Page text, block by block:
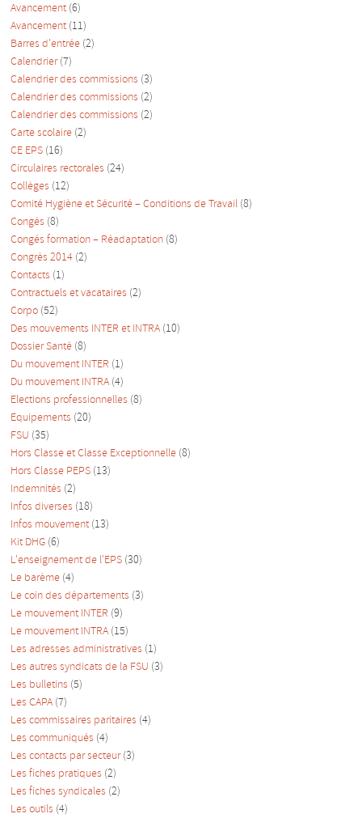
Avancement (6)
Avancement (11)
Barres d'entrée (2)
Calendrier(7)
Calendrier des commissions (3)
Calendrier des commissions (2)
Calendrier des commissions (2)
Carte scolaire (2)
CE EPS (16)
Circulaires rectorales (24)
Collèges (12)
Comité Hygiène et Sécurité – Conditions de Travail (8)
Congés (8)
Congés formation – Réadaptation (8)
Congrès 2014 (2)
Contacts (1)
Contractuels et vacataires (2)
Corpo (52)
Des mouvements INTER et INTRA (10)
Dossier Santé (8)
Du mouvement INTER (1)
Du mouvement INTRA (4)
Elections professionnelles (8)
Equipements (20)
FSU (35)
Hors Classe et Classe Exceptionnelle (8)
Hors Classe PEPS (13)
Indemnités (2)
Infos diverses (18)
Infos mouvement (13)
Kit DHG (6)
L'enseignement de l'EPS (30)
Le barème (4)
Le coin des départements (3)
Le mouvement INTER (9)
Le mouvement INTRA (15)
Les adresses administratives (1)
Les autres syndicats de la FSU (3)
Les bulletins (5)
Les CAPA (7)
Les commissaires paritaires (4)
Les communiqués (4)
Les contacts par secteur(3)
Les fiches pratiques (2)
Les fiches syndicales (2)
Les outils (4)